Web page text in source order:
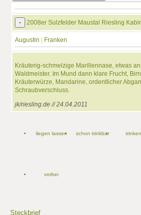
- 2008er Sulzfelder Maustal Riesling
Augustin Franken
Kräuterig-schmelzige Marillennase, etwas
Waldmeister. Im Mund dann klare Frucht,
Kräuterwürze, Mandarine, ordentlicher
Schraubverschluss.
jk/riesling.de // 24.04.2011
liegen lassen schon trinkbar trinken
vorbei
Steckbrief